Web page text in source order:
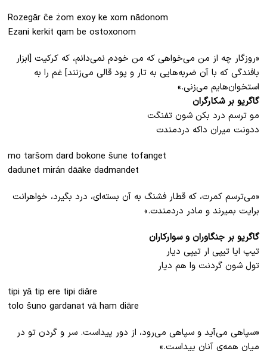
Rozegār ĉe żom exoy ke xom nādonom
Ezani kerkit qam be ostoxonom
«روزگار چه از من می‌خواهی که من خودم نمی‌دانم، که کرکیت [ابزار
بافندگی که با آن ضربه‌هایی به تار و پود قالی می‌زنند] غم را به
استخوان‌هایم می‌زنی.»
گاگریو بر شکارگران
مو ترسم درد بکن شون تفنگت
ددونت میران داکه دردمندت
mo tarŝom dard bokone ŝune tofanget
dadunet mirán dāāke dadmandet
«می‌ترسم کمرت، که قطار فشنگ به آن بسته‌ای، درد بگیرد، خواهرانت
برایت بمیرند و مادر دردمندت.»
گاگریو بر جنگاوران و سوارکاران
تیپ ایا تیپی ار تیپی دیار
تول شون گردنت وا هم دیار
tipi yā tip ere tipi diāre
tolo ŝuno gardanat vā ham diāre
«سپاهی می‌آید و سپاهی می‌رود، از دور پیداست. سر و گردن تو در
میان همه‌ی آنان پیداست.»